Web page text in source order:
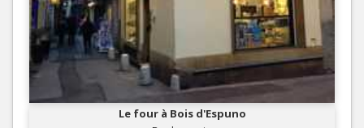
Le four à Bois d'Espuno